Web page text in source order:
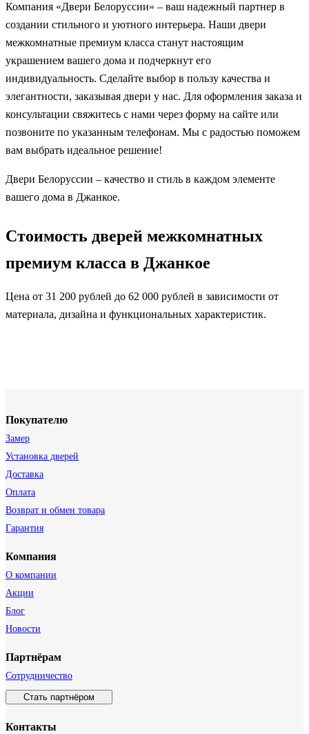
Компания «Двери Белоруссии» – ваш надежный партнер в
создании стильного и уютного интерьера. Наши двери
межкомнатные премиум класса станут настоящим
украшением вашего дома и подчеркнут его
индивидуальность. Сделайте выбор в пользу качества и
элегантности, заказывая двери у нас. Для оформления заказа и
консультации свяжитесь с нами через форму на сайте или
позвоните по указанным телефонам. Мы с радостью поможем
вам выбрать идеальное решение!
Двери Белоруссии – качество и стиль в каждом элементе
вашего дома в Джанкое.
Стоимость дверей межкомнатных
премиум класса в Джанкое
Цена от 31 200 рублей до 62 000 рублей в зависимости от
материала, дизайна и функциональных характеристик.
Покупателю
Замер
Установка дверей
Доставка
Оплата
Возврат и обмен товара
Гарантия
Компания
О компании
Акции
Блог
Новости
Партнёрам
Сотрудничество
Стать партнёром
Контакты